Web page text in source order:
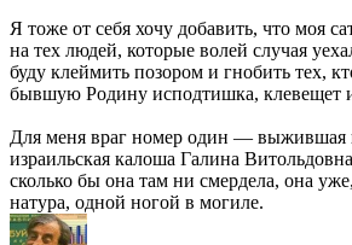
Я тоже от себя хочу добавить, что моя
на тех людей, которые волей случая
буду клеймить позором и гнобить тех,
бывшую Родину исподтишка, клевещет
Для меня враг номер один — выжившая
израильская калоша Галина
сколько бы она там ни смердела, она
натура, одной ногой в могиле.